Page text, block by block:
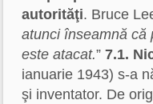
autorităţi. Bruce
atunci înseamnă că
este atacat.” 7.1.
ianuarie 1943) s-a
şi inventator. De